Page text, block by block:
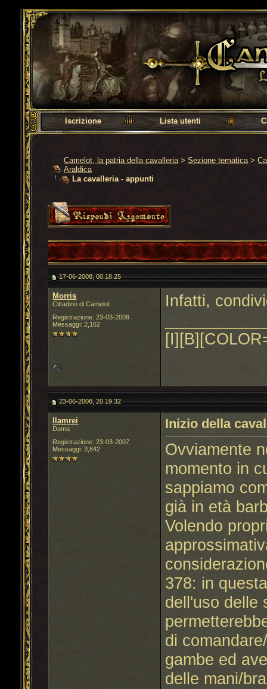
Camelot, la patria della cavalleria
Iscrizione Lista utenti
Camelot, la patria della cavalleria >Sezione tematica >
Araldica
La cavalleria - appunti
17-06-2008, 00.18.25
Morris
Cittadino di Camelot
Registrazione: 23-03-2008
Messaggi: 2,162
Infatti,
23-06-2008, 20.19.32
llamrei
Dama
Registrazione: 23-03-2007
Messaggi: 3,842
Inizio della
Ovviamente
momento in
sappiamo
già in età
Volendo
378: in
dell'uso delle
di
gambe ed
delle mani/